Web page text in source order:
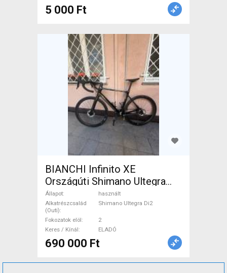
5 000 Ft
BIANCHI Infinito XE
Országúti Shimano Ultegra
Di2 tárcsafék használt ELADÓ
Állapot
használt
Alkatrészcsalád
(Outi)
Shimano Ultegra Di2
Fokozatok elöl
2
Keres / Kínál
ELADÓ
690 000 Ft